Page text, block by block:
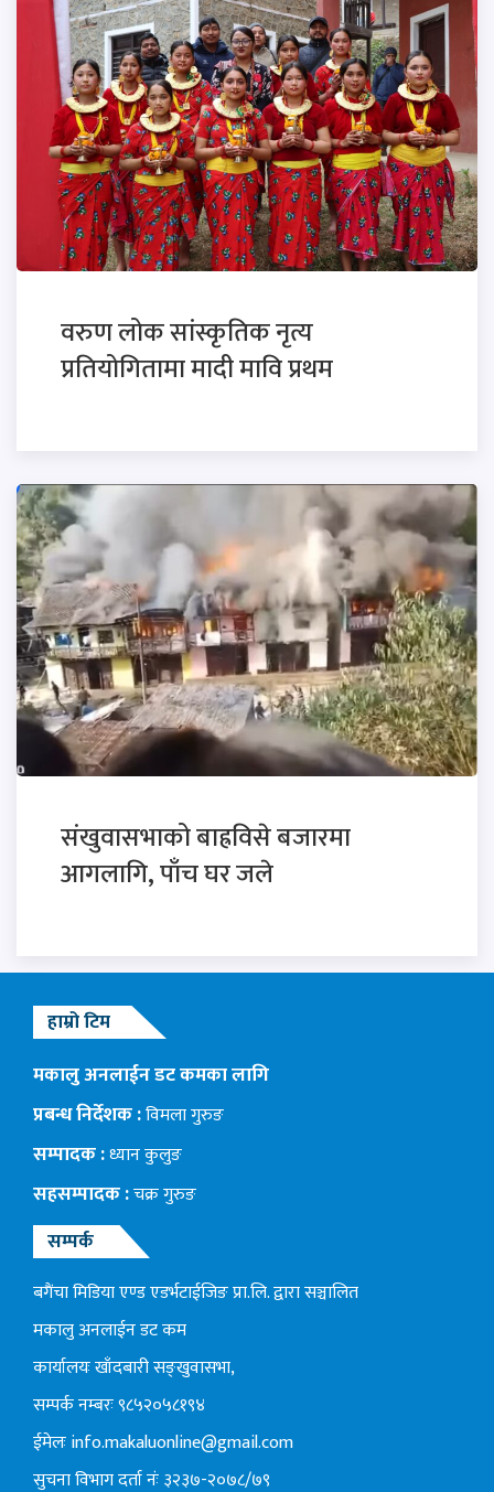
वरुण लोक सांस्कृतिक नृत्य
प्रतियोगितामा मादी मावि प्रथम
संखुवासभाको बाह्रविसे बजारमा
आगलागि, पाँच घर जले
हाम्रो टिम
मकालु अनलाईन डट कमका लागि
प्रबन्ध निर्देशक :विमला गुरुङ
सम्पादक :ध्यान कुलुङ
सहसम्पादक :चक्र गुरुङ
सम्पर्क
बगैंचा मिडिया एण्ड एडर्भटाईजिङ प्रा.लि. द्वारा सञ्चालित
मकालु अनलाईन डट कम
कार्यालयः खाँदबारी सङ्खुवासभा,
सम्पर्क नम्बरः ९८५२०५८१९४
ईमेलःinfo.makaluonline@gmail.com
सुचना विभाग दर्ता नंः ३२३७-२०७८/७९